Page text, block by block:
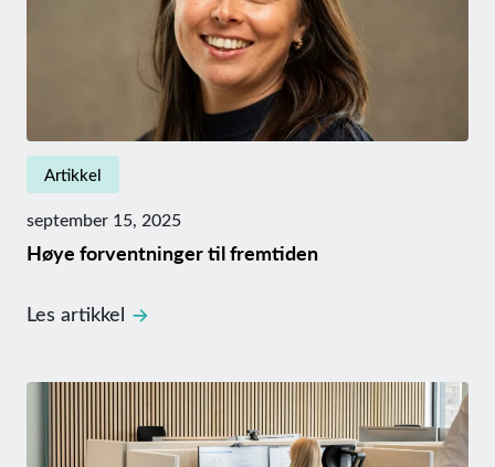
Artikkel
september 15, 2025
Høye forventninger til fremtiden
Les artikkel